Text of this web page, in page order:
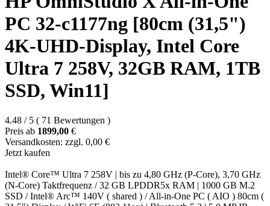
PC 32-c1177ng [80cm (31,5")
4K-UHD-Display, Intel Core
Ultra 7 258V, 32GB RAM, 1TB
SSD, Win11]
4.48 / 5 ( 71 Bewertungen )
Preis ab 1899,00 €
Versandkosten: zzgl. 0,00 €
Jetzt kaufen
Intel® Core™ Ultra 7 258V | bis zu 4,80 GHz (P-Core), 3,70 GHz
(N-Core) Taktfrequenz / 32 GB LPDDR5x RAM | 1000 GB M.2
SSD / Intel® Arc™ 140V ( shared ) / All-in-One PC ( AIO ) 80cm (